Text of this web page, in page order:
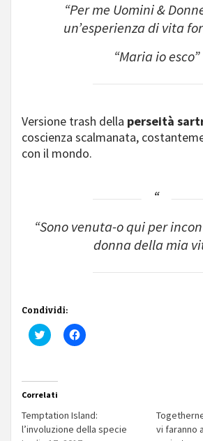
“Per me Uomini &
un’esperienza di vita
“Maria io esco”
Versione trash della perseità
coscienza scalmanata,
con il mondo.
“Sono venuta-o qui per
donna della mia
Condividi:
Fai
clic
su
(Si
in
una
nuova
Fai
clic
una
nuova
finestra)
Correlati
Temptation Island:
l’involuzione della specie
vi faranno